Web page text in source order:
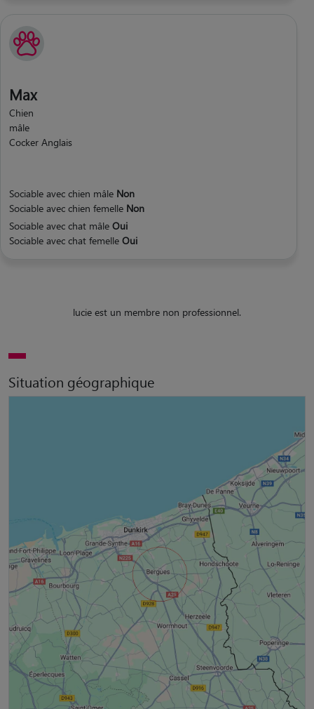
Max
Chien
mâle
Cocker Anglais
Sociable avec chien mâle Non
Sociable avec chien femelle Non
Sociable avec chat mâle Oui
Sociable avec chat femelle Oui
lucie est un membre non professionnel.
Situation géographique